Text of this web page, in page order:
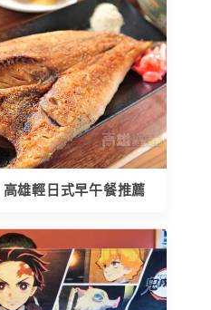
高雄輕日式早午餐推薦